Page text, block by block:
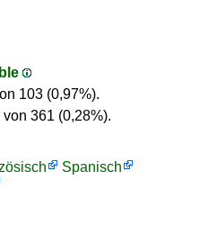
103 (0,97%).
361 (0,28%).
Spanisch